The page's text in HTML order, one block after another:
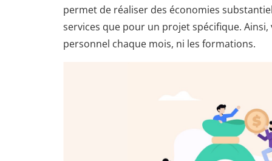
permet de réaliser des économies
services que pour un projet spécifique. Ainsi,
personnel chaque mois, ni les formations.